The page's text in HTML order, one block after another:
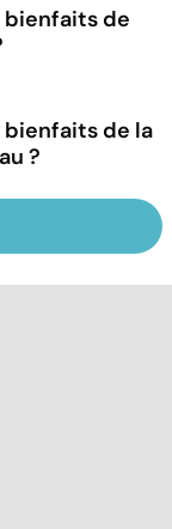
bienfaits de
bienfaits de la
?